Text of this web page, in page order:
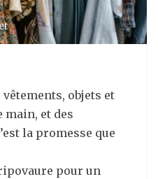
vêtements, objets et
main, et des
la promesse que
pour un